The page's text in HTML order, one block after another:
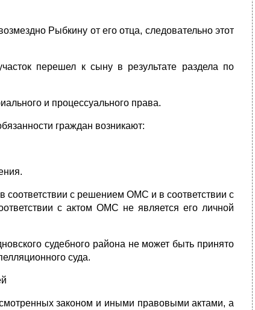
Рыбкину от его отца, следовательно этот
перешел к сыну в результате раздела по
и процессуального права.
граждан возникают:
с решением ОМС и в соответствии с
с актом ОМС не является его личной
судебного района не может быть принято
суда.
законом и иными правовыми актами, а